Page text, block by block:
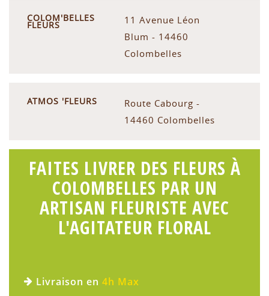
COLOM'BELLES
FLEURS
11 Avenue Léon
Blum - 14460
Colombelles
ATMOS 'FLEURS
Route Cabourg -
14460 Colombelles
FAITES LIVRER DES FLEURS À
COLOMBELLES PAR UN
ARTISAN FLEURISTE AVEC
L'AGITATEUR FLORAL
Livraison en 4h Max